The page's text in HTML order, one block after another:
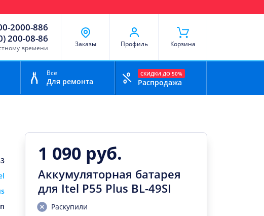
2000-886
200-08-86
времени Заказы Профиль Корзина
Всё
Для ремонта
СКИДКИ ДО 50%
Распродажа
1 090 руб.
Аккумуляторная батарея
для Itel P55 Plus BL-49SI
Раскупили